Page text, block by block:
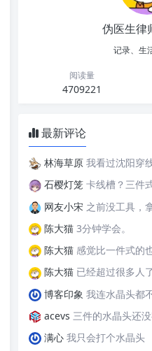
伪医生律
记录、生
阅读量
4709221
最新评论
林海草原 我看过沈阳穿线大神和海南弱电小胡的
石樱灯笼 卡线槽？三件式水晶
网友小宋 之前没工具，
陈大猫 3分钟学会。
陈大猫 感觉比一件式的
陈大猫 已经超过很多人了
博客印象 我连水晶头都
acevs 三件的水晶头还没有用过
满心 我只会打个水晶头